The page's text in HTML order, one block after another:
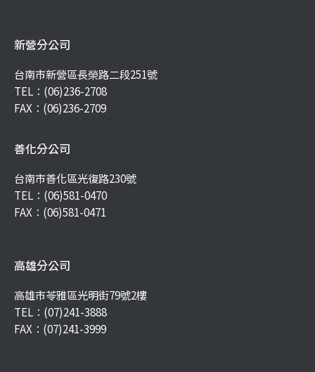
新營分公司
台南市新營區長榮路二段251號
TEL： (06)236-2708
FAX：(06)236-2709
善化分公司
台南市善化區光復路230號
TEL： (06)581-0470
FAX：(06)581-0471
高雄分公司
高雄市苓雅區光明街79號2樓
TEL： (07)241-3888
FAX：(07)241-3999